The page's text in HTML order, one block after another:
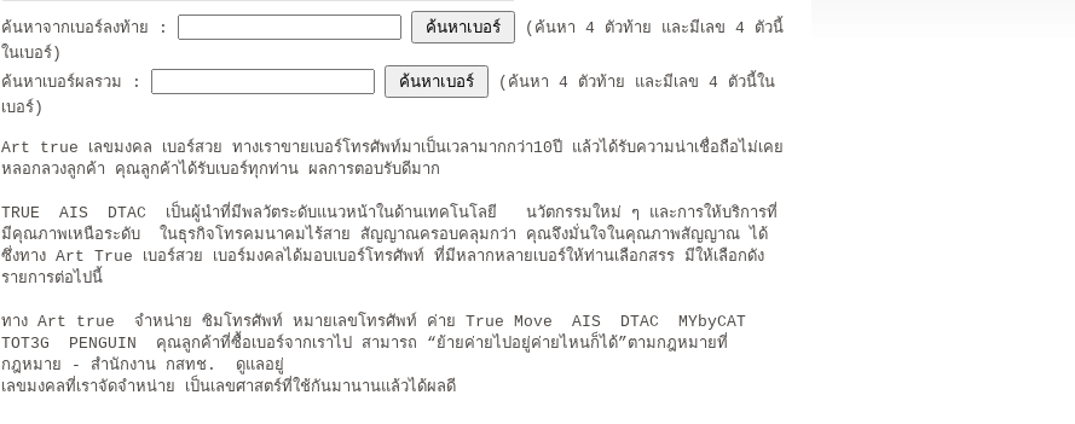
ค้นหาจากเบอร์ลงท้าย :
(ค้นหา 4 ตัวท้าย และมีเลข 4 ตัวนี้
ในเบอร์)
ค้นหาเบอร์ผลรวม
:
(ค้นหา 4 ตัวท้าย และมีเลข 4 ตัวนี้ใน
เบอร์)
Art true เลขมงคล เบอร์สวย ทางเราขายเบอร์โทรศัพท์มาเป็นเวลามากกว่า10ปี แล้วได้รับความน่าเชื่อถือไม่เคย
หลอกลวงลูกค้า คุณลูกค้าได้รับเบอร์ทุกท่าน ผลการตอบรับดีมาก
TRUE AIS DTAC เป็นผู้นำที่มีพลวัตระดับแนวหน้าในด้านเทคโนโลยี นวัตกรรมใหม่ ๆ และการให้บริการที่
มีคุณภาพเหนือระดับ ในธุรกิจโทรคมนาคมไร้สาย สัญญาณครอบคลุมกว่า คุณจึงมั่นใจในคุณภาพสัญญาณ ได้
ซึ่งทาง Art True เบอร์สวย เบอร์มงคลได้มอบเบอร์โทรศัพท์ ที่มีหลากหลายเบอร์ให้ท่านเลือกสรร มีให้เลือกดัง
รายการต่อไปนี้
ทาง Art true จำหน่าย ซิมโทรศัพท์ หมายเลขโทรศัพท์ ค่าย True Move AIS DTAC MYbyCAT
TOT3G PENGUIN คุณลูกค้าที่ซื้อเบอร์จากเราไป สามารถ “ย้ายค่ายไปอยู่ค่ายไหนก็ได้”ตามกฎหมายที่
กฎหมาย - สำนักงาน กสทช. ดูแลอยู่
เลขมงคลที่เราจัดจำหน่าย เป็นเลขศาสตร์ที่ใช้กันมานานแล้วได้ผลดี